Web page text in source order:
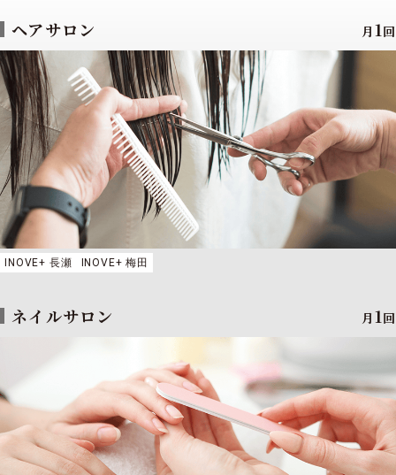
ヘアサロン 月1 回
INOVE+ 長瀬 INOVE+ 梅田
ネイルサロン 月 1 回